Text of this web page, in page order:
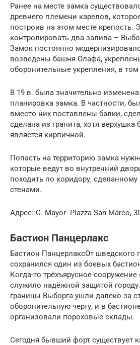
Ранее на месте замка
древнего племени карелов,
построив на этом месте крепость.
контролировать два залива –
Замок постоянно
возведены башня Олафа,
оборонительные укрепления, в том
В 19 в. была значительно изменена
планировка замка. В частности,
вместо них поставлены балки,
сделана из гранита, хотя
является кирпичной.
Попасть на территорию замка
которые ведут во внутренний
походить по коридору,
стенами.
Адрес: C. Mayor- Piazza San Marco,
Бастион Панцерлакс
Бастион ПанцерлаксОт шведского
сохранился один из боевых
Когда-то трёхъярусное
служило надёжной защитой
границы Выборга ушли далеко за
оборонительную черту, и в
организовали пороховые склады.
Сегодня бывший форт существует